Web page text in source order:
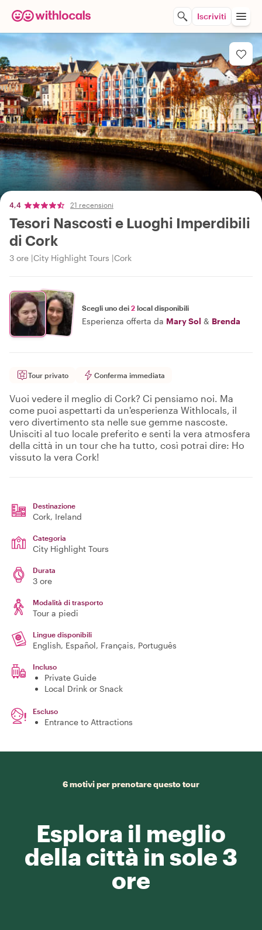
Iscriviti
4,4 21 recensioni
Tesori Nascosti e Luoghi Imperdibili
di Cork
3 ore City Highlight Tours Cork
Scegli uno dei 2 local disponibili
Esperienza offerta da Mary Sol & Brenda
Tour privato Conferma immediata
Vuoi vedere il meglio di Cork? Ci pensiamo noi. Ma
come puoi aspettarti da un'esperienza Withlocals, il
vero divertimento sta nelle sue gemme nascoste.
Unisciti al tuo locale preferito e senti la vera atmosfera
della città in un tour che ha tutto, così potrai dire: Ho
vissuto la vera Cork!
Destinazione
Cork, Ireland
Categoria
City Highlight Tours
Durata
3 ore
Modalità di trasporto
Tour a piedi
Lingue disponibili
English, Español, Français, Português
Incluso
Private Guide
Local Drink or Snack
Escluso
Entrance to Attractions
6 motivi per prenotare questo tour
Esplora il meglio
della città in sole 3
ore